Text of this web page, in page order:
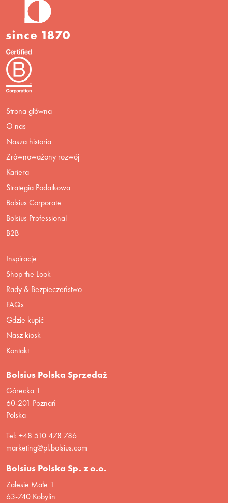
Strona główna
O nas
Nasza historia
Zrównoważony rozwój
Kariera
Strategia Podatkowa
Bolsius Corporate
Bolsius Professional
B2B
Inspiracje
Shop the Look
Rady & Bezpieczeństwo
FAQs
Gdzie kupić
Nasz kiosk
Kontakt
Bolsius Polska Sprzedaż
Górecka 1
60-201 Poznań
Polska
Tel: +48 510 478 786
marketing@pl.bolsius.com
Bolsius Polska Sp. z o.o.
Zalesie Małe 1
63-740 Kobylin